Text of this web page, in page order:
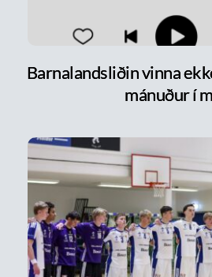
Barnalandsliðin vinna
mánuður í